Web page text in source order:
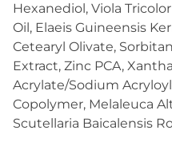
Hexanediol, Viola
Oil, Elaeis Guineensis
Cetearyl Olivate,
Extract, Zinc PCA,
Acrylate/Sodium
Copolymer, Melaleuca
Scutellaria Baicalensis